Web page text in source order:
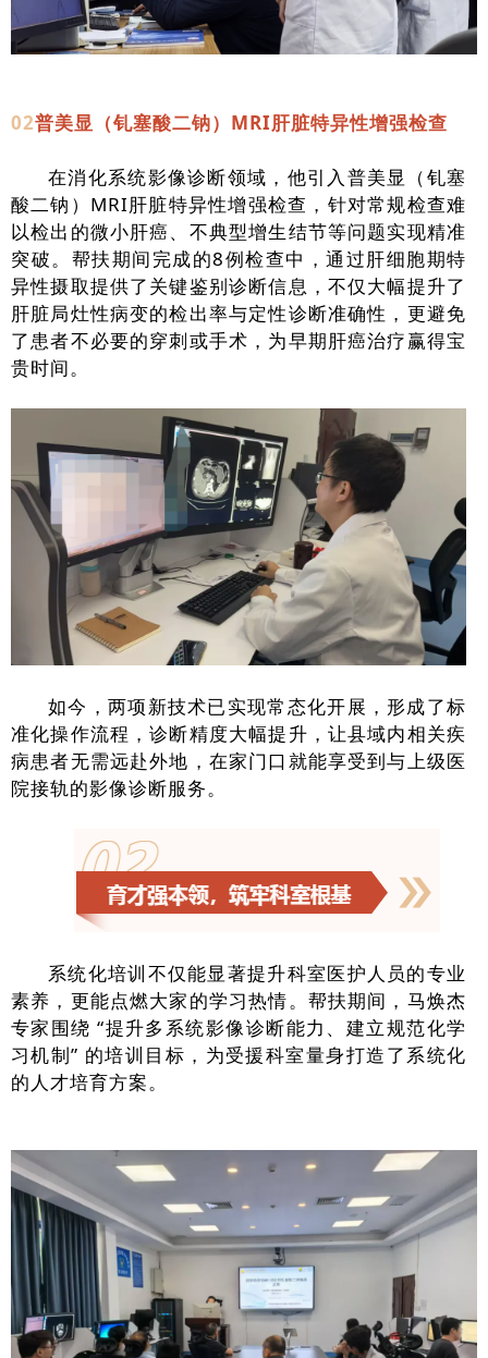
02普美显（钆塞酸二钠）MRI肝脏特异性增强检查
在消化系统影像诊断领域，他引入普美显（钆塞
酸二钠）MRI肝脏特异性增强检查，针对常规检查难
以检出的微小肝癌、不典型增生结节等问题实现精准
突破。帮扶期间完成的8例检查中，通过肝细胞期特
异性摄取提供了关键鉴别诊断信息，不仅大幅提升了
肝脏局灶性病变的检出率与定性诊断准确性，更避免
了患者不必要的穿刺或手术，为早期肝癌治疗赢得宝
贵时间。
如今，两项新技术已实现常态化开展，形成了标
准化操作流程，诊断精度大幅提升，让县域内相关疾
病患者无需远赴外地，在家门口就能享受到与上级医
院接轨的影像诊断服务。
系统化培训不仅能显著提升科室医护人员的专业
素养，更能点燃大家的学习热情。帮扶期间，马焕杰
专家围绕 “提升多系统影像诊断能力、建立规范化学
习机制” 的培训目标，为受援科室量身打造了系统化
的人才培育方案。